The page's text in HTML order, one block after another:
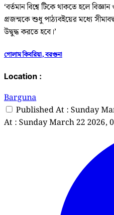
‘বর্তমান বিশ্বে টিকে থাকতে হলে
প্রজন্মকে শুধু পাঠ্যবইয়ের মধ্যে
উদ্বুদ্ধ করতে হবে।’
গোলাম কিবরিয়া, বরগুনা
Location :
Barguna
Published At : Sunday
At : Sunday March 22 2026,